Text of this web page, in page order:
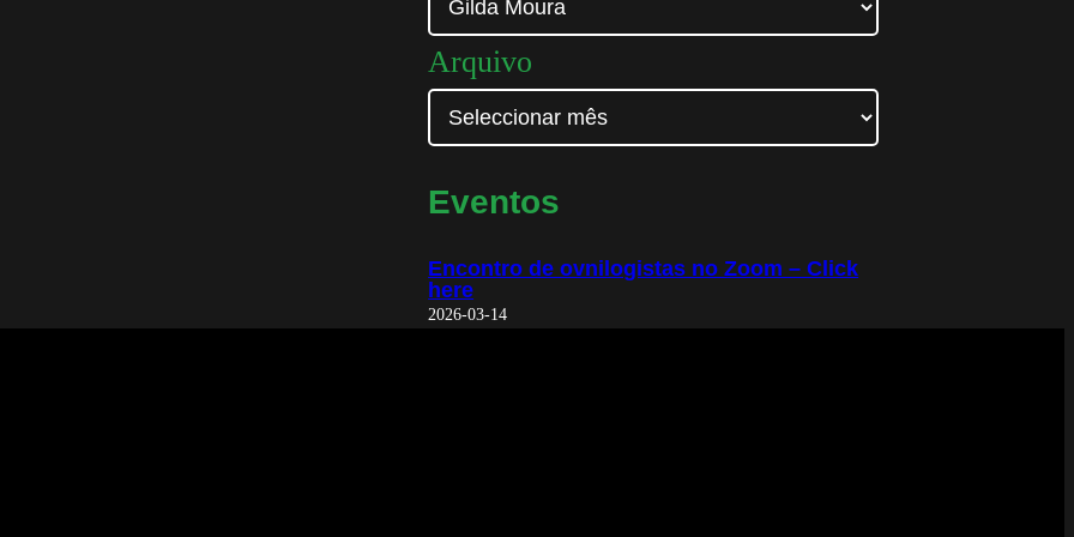
Arquivo
Eventos
Encontro de ovnilogistas no Zoom – Click
here
2026-03-14